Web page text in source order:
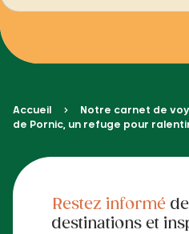
Accueil Notre carnet de
de Pornic, un refuge pour
Restez informéde
destinations et